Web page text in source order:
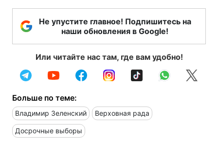
Не упустите главное! Подпишитесь на
наши обновления в Google!
Или читайте нас там, где вам удобно!
Больше по теме:
Владимир Зеленский Верховная рада
Досрочные выборы